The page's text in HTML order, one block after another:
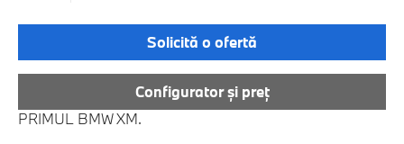
Solicită o ofertă
Configurator și preț
PRIMUL BMW XM.